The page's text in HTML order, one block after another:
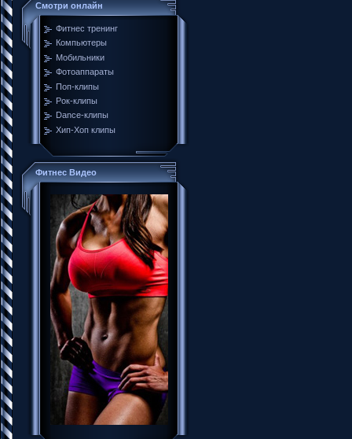
Смотри онлайн
Фитнес тренинг
Компьютеры
Мобильники
Фотоаппараты
Поп-клипы
Рок-клипы
Dance-клипы
Хип-Хоп клипы
Фитнес Видео